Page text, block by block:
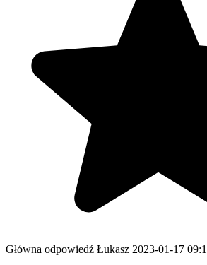
Główna odpowiedź Łukasz 2023-01-17